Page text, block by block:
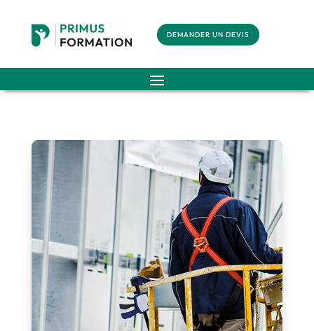
DEMANDER UN DEVIS